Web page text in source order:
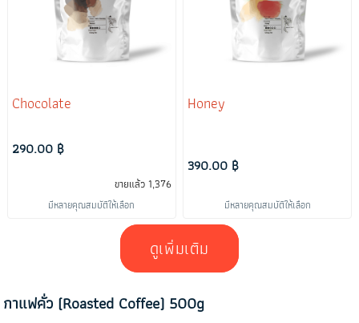
Chocolate
290.00 ฿
ขายแล้ว 1,376
มีหลายคุณสมบัติให้เลือก
Honey
390.00 ฿
มีหลายคุณสมบัติให้เลือก
ดูเพิ่มเติม
กาแฟคั่ว (Roasted Coffee) 500g